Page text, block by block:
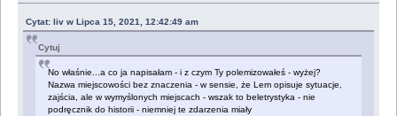
Cytat: liv w Lipca 15, 2021, 12:42:49 am
Cytuj
No właśnie...a co ja napisałam - i z czym Ty polemizowałeś - wyżej?
Nazwa miejscowości bez znaczenia - w sensie, że Lem opisuje sytuacje,
zajścia, ale w wymyślonych miejscach - wszak to beletrystyka - nie
podręcznik do historii - niemniej te zdarzenia miały